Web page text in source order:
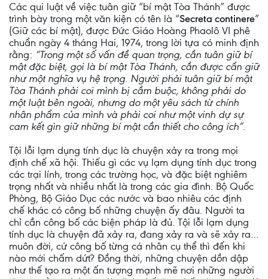
Các qui luật về việc tuân giữ “bí mật Tòa Thánh” được
trình bày trong một văn kiện có tên là “Secreta continere”
(Giữ các bí mật), được Đức Giáo Hoàng Phaolô VI phê
chuẩn ngày 4 tháng Hai, 1974, trong lời tựa có minh định
rằng: “Trong một số vấn đề quan trọng, cần tuân giữ bí
mật đặc biệt, gọi là bí mật Tòa Thánh, cần được cẩn giữ
như một nghĩa vụ hệ trọng. Người phải tuân giữ bí mật
Tòa Thánh phải coi mình bị cầm buộc, không phải do
một luật bên ngoài, nhưng do một yêu sách từ chính
nhân phẩm của mình và phải coi như một vinh dự sự
cam kết gìn giữ những bí mật cần thiết cho công ích”.
Tội lỗi lạm dụng tính dục là chuyện xảy ra trong mọi
định chế xã hội. Thiếu gì các vụ lạm dụng tính dục trong
các trại lính, trong các trường học, và đặc biệt nghiêm
trọng nhất và nhiều nhất là trong các gia đình. Bộ Quốc
Phòng, Bộ Giáo Dục các nước và bao nhiêu các định
chế khác có công bố những chuyện ấy đâu. Người ta
chỉ cần công bố các biện pháp là đủ. Tội lỗi lạm dụng
tính dục là chuyện đã xảy ra, đang xảy ra và sẽ xảy ra…
muôn đời, cứ công bố từng cá nhân cụ thể thì đến khi
nào mới chấm dứt? Đồng thời, những chuyện dồn dập
như thế tạo ra một ấn tượng mạnh mẽ nơi những người